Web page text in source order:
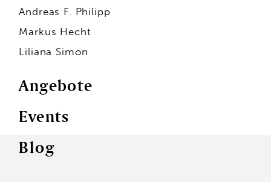
Andreas F. Philipp
Andreas F. Philipp
Markus Hecht
Liliana Simon
Angebote
Events
Blog